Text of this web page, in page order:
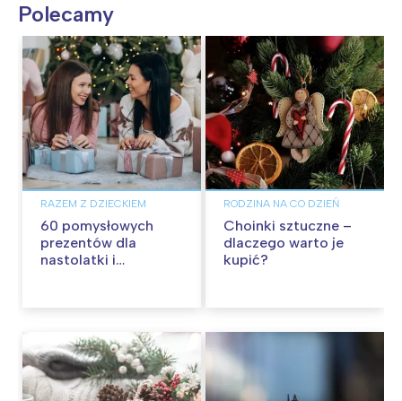
Polecamy
RAZEM Z DZIECKIEM
60 pomysłowych
prezentów dla
nastolatki i
RODZINA NA CO DZIEŃ
Choinki sztuczne –
dlaczego warto je
kupić?